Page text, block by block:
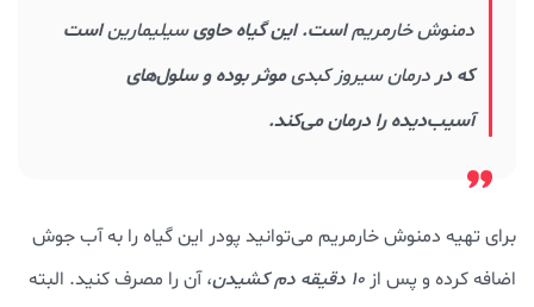
دمنوش خارمریماست. این گیاه حاویسیلیماریناست
که دردرمان سیروز کبدیموثر بوده و سلول‌های
آسیب‌دیده را درمان می‌کند.
برای تهیه دمنوش خارمریم می‌توانید پودر این گیاه را به آب جوش
اضافه کرده و پس از 10 دقیقه دم کشیدن
، آن را مصرف کنید. البته